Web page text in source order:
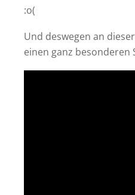
:o(
Und deswegen an
einen ganz